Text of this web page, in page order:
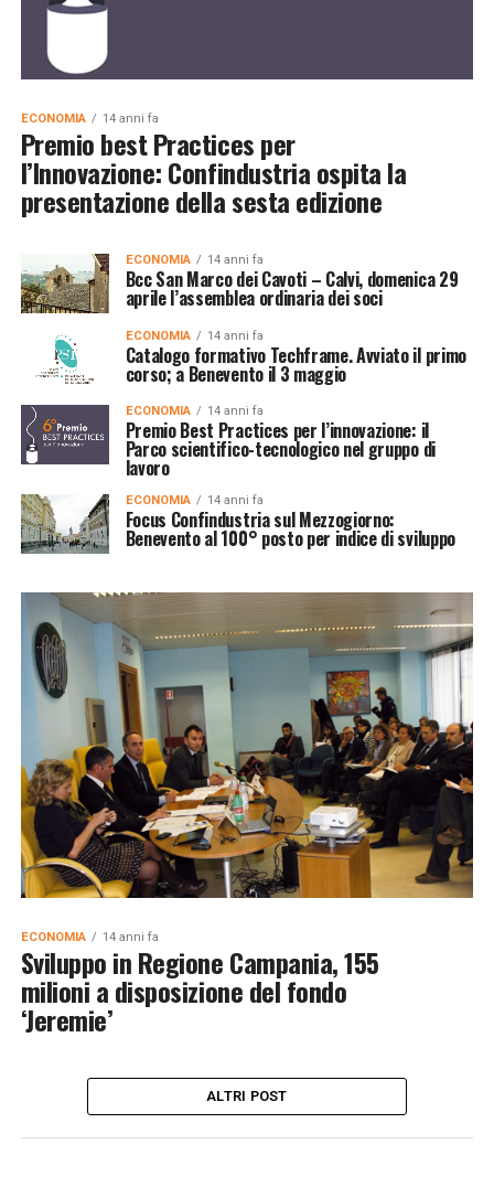
ECONOMIA 14 anni fa
Premio best Practices per
l’Innovazione: Confindustria ospita la
presentazione della sesta edizione
ECONOMIA 14 anni fa
Bcc San Marco dei Cavoti – Calvi, domenica 29
aprile l’assemblea ordinaria dei soci
ECONOMIA 14 anni fa
Catalogo formativo Techframe. Avviato il primo
corso; a Benevento il 3 maggio
ECONOMIA 14 anni fa
Premio Best Practices per l’innovazione: il
Parco scientifico-tecnologico nel gruppo di
lavoro
ECONOMIA 14 anni fa
Focus Confindustria sul Mezzogiorno:
Benevento al 100° posto per indice di sviluppo
ECONOMIA 14 anni fa
Sviluppo in Regione Campania, 155
milioni a disposizione del fondo
‘Jeremie’
ALTRI POST